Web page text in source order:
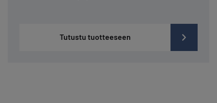
Tutustu tuotteeseen